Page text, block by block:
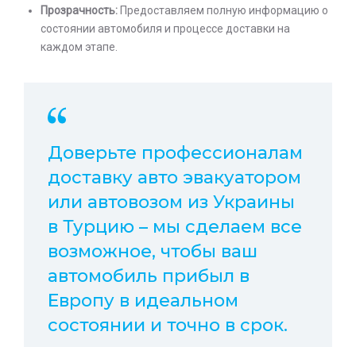
Прозрачность: Предоставляем полную информацию о
состоянии автомобиля и процессе доставки на
каждом этапе.
Доверьте профессионалам
доставку авто эвакуатором
или автовозом из Украины
в Турцию – мы сделаем все
возможное, чтобы ваш
автомобиль прибыл в
Европу в идеальном
состоянии и точно в срок.